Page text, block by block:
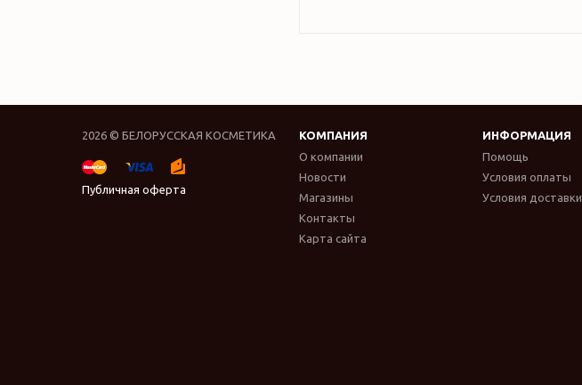
2026 © БЕЛОРУССКАЯ КОСМЕТИКА
Публичная оферта
КОМПАНИЯ ИНФОРМАЦИЯ
О компании
Новости
Магазины
Контакты
Карта сайта
Помощь
Условия оплаты
Условия доставки